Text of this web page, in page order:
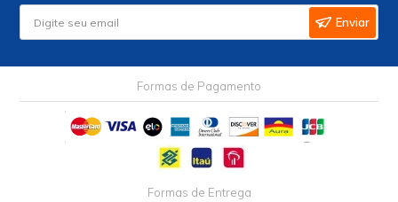
Enviar
Formas de Pagamento
Formas de Entrega